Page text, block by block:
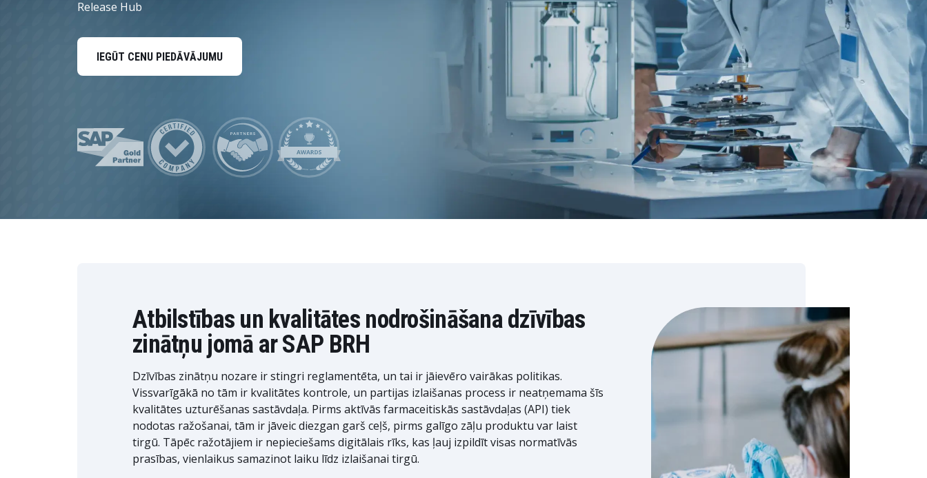
INTEGRĀCIJA
SAP Integration Suite
Dati un analītika
Release Hub
IEGŪT CENU PIEDĀVĀJUMU
Atbilstības un kvalitātes nodrošināšana dzīvības
zinātņu jomā ar SAP BRH
Dzīvības zinātņu nozare ir stingri reglamentēta, un tai ir jāievēro vairākas politikas.
Vissvarīgākā no tām ir kvalitātes kontrole, un partijas izlaišanas process ir neatņemama šīs
kvalitātes uzturēšanas sastāvdaļa. Pirms aktīvās farmaceitiskās sastāvdaļas (API) tiek
nodotas ražošanai, tām ir jāveic diezgan garš ceļš, pirms galīgo zāļu produktu var laist
tirgū. Tāpēc ražotājiem ir nepieciešams digitālais rīks, kas ļauj izpildīt visas normatīvās
prasības, vienlaikus samazinot laiku līdz izlaišanai tirgū.